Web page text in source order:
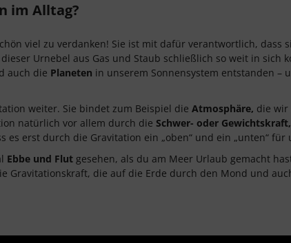
im Alltag?
viel zu verdanken! Sie ist mit dafür verantwortlich, dass
Urnebel aus Gas und Staub schließlich so weit in sich
auch die Planeten in unserem Sonnensystem entstanden –
weiter. Sie bindet zum Beispiel die Atmosphäre, die wir
natürlich vor allem durch die Schwer- oder Gewichtskraft,
es erst durch die Gravitation ein „oben“ und ein „unten“ für
Ebbe und Flut gesehen, als du am Meer Urlaub gemacht
Gravitationskraft, die auf die Erde durch den Mond und